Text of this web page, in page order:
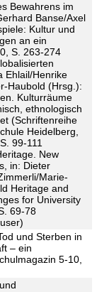
Bewahrens im
Banse/Axel
Kultur und
an ein
S. 263-274
Ehlail/Henrike
Haubold (Hrsg.):
Kulturräume
ethnologisch
(Schriftenreihe
Heidelberg,
99-111
New
in: Dieter
Marie-
Heritage and
for University
69-78
und Sterben in
– ein
5-10,